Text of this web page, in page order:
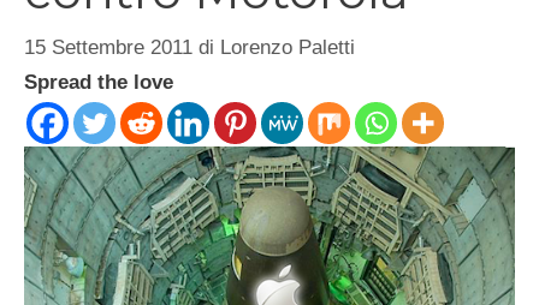
15 Settembre 2011 di Lorenzo Paletti
Spread the love